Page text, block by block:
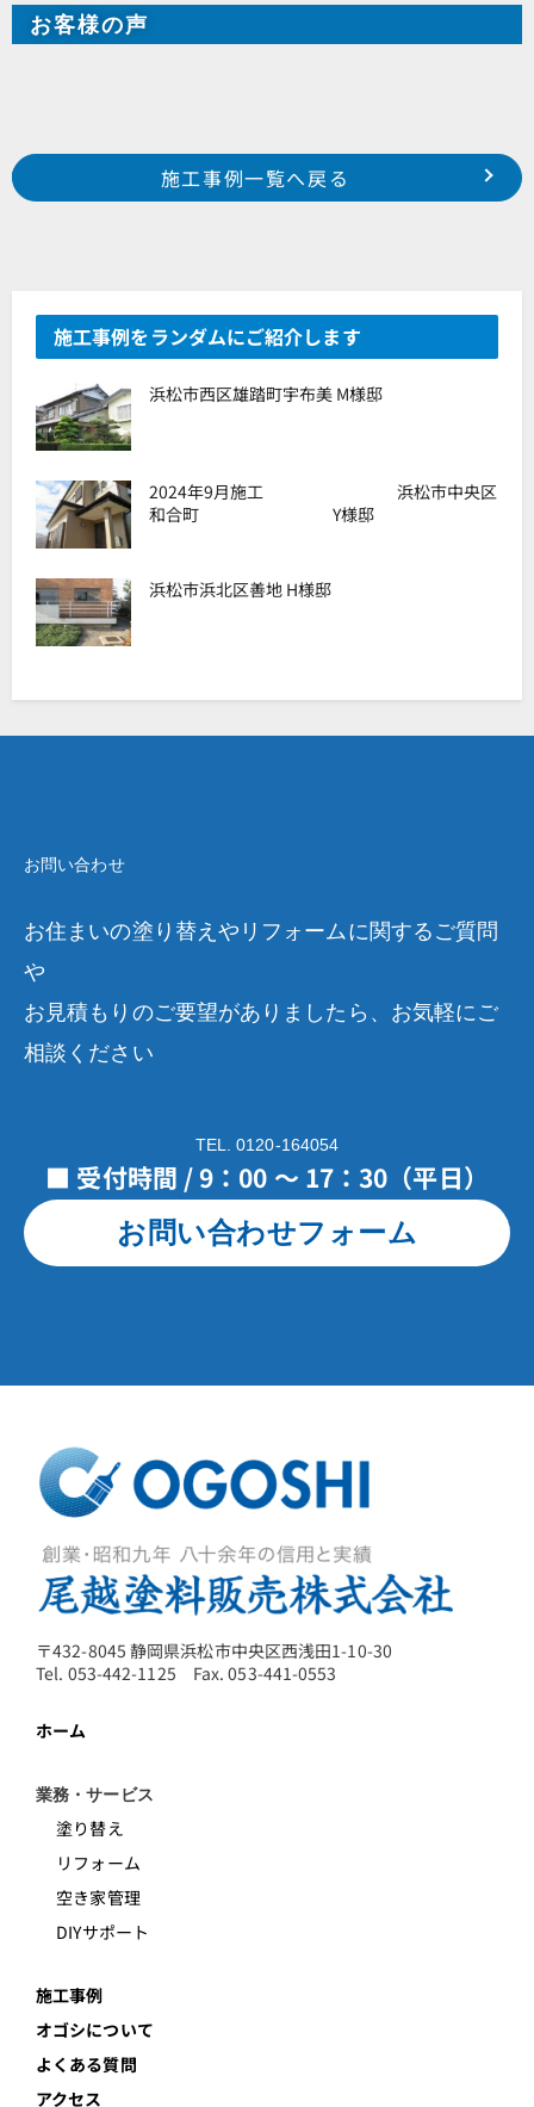
お客様の声
Prev
磐田市掛塚 S様邸
南区飯田 某集合住宅様
施工事例一覧へ戻る
施工事例をランダムにご紹介します
浜松市西区雄踏町宇布美 M様邸
2024年9月施工 浜松市中央区
和合町 Y様邸
浜松市浜北区善地 H様邸
お問い合わせ
お住まいの塗り替えやリフォームに関するご質問
や
お見積もりのご要望がありましたら、お気軽にご
相談ください
TEL. 0120-164054
■ 受付時間 / 9：00 ～ 17：30（平日）
お問い合わせフォーム
〒432-8045 静岡県浜松市中央区西浅田1-10-30
Tel. 053-442-1125 Fax. 053-441-0553
ホーム
業務・サービス
塗り替え
リフォーム
空き家管理
DIYサポート
施工事例
オゴシについて
よくある質問
アクセス